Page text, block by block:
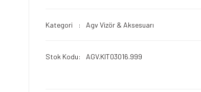
Kategori Agv Vizör & Aksesuarı
Stok Kodu AGV.KIT03016.999